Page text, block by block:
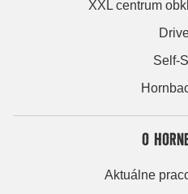
XXL centrum
Self-
O
Aktuálne